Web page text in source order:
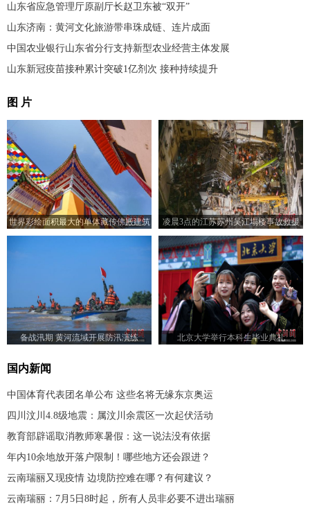
山东省应急管理厅原副厅长赵卫东被“双开”
山东济南：黄河文化旅游带串珠成链、连片成面
中国农业银行山东省分行支持新型农业经营主体发展
山东新冠疫苗接种累计突破1亿剂次 接种持续提升
图 片
世界彩绘面积最大的单体藏传佛殿建筑
在青海被认证
凌晨3点的江苏苏州吴江塌楼事故救援
现场
备战汛期 黄河流域开展防汛演练 北京大学举行本科生毕业典礼
国内新闻
中国体育代表团名单公布 这些名将无缘东京奥运
四川汶川4.8级地震：属汶川余震区一次起伏活动
教育部辟谣取消教师寒暑假：这一说法没有依据
年内10余地放开落户限制！哪些地方还会跟进？
云南瑞丽又现疫情 边境防控难在哪？有何建议？
云南瑞丽：7月5日8时起，所有人员非必要不进出瑞丽